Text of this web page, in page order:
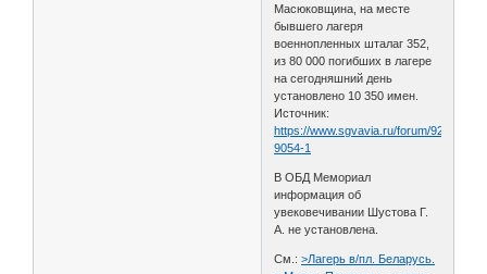
Масюковщина, на месте
бывшего лагеря
военнопленных шталаг 352,
из 80 000 погибших в лагере
на сегодняшний день
установлено 10 350 имен.
Источник:
https://www.sgvavia.ru/forum/923-
9054-1
В ОБД Мемориал
информация об
увековечивании Шустова Г.
А. не установлена.
См.:>Лагерь в/пл. Беларусь.